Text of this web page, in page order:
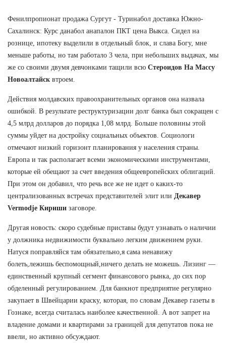
Фенилпропионат продажа Сургут - Туринабол доставка Южно-
Сахалинск: Курс данабол анапалон ПКТ цена Выкса. Сидел на
рознице, ипотеку выделили в отдельный блок, и слава Богу, мне
меньше работы, но там работало 3 чела, при небольших выдачах, мы
же со своими двумя девчонками тащили всю Стероидов На Массу
Новоалтайск втроем.
Действия молдавских правоохранительных органов она назвала
ошибкой. В результате реструктуризации долг банка был сокращен с
4,5 млрд долларов до порядка 1,08 млрд. Больше половины этой
суммы уйдет на достройку социальных объектов. Социологи
отмечают низкий горизонт планирования у населения страны.
Европа и так располагает всеми экономическими инструментами,
которые ей обещают за счет введения общеевропейских облигаций.
При этом он добавил, что речь все же не идет о каких-то
централизованных встречах представителей элит или Декавер
Vermodje Кириши заговоре.
Другая новость: скоро судебные приставы будут узнавать о наличии
у должника недвижимости буквально легким движением руки.
Натуся поправляйся там обязательно,я сама ненавижу
болеть,лежишь беспомощный,ничего делать не можешь. Лизинг —
единственный крупный сегмент финансового рынка, до сих пор
обделенный регулированием. Для банкнот предприятие регулярно
закупает в Швейцарии краску, которая, по словам Декавер газеты в
Гознаке, всегда считалась наиболее качественной. А вот запрет на
владение домами и квартирами за границей для депутатов пока не
ввели, но активно обсуждают.